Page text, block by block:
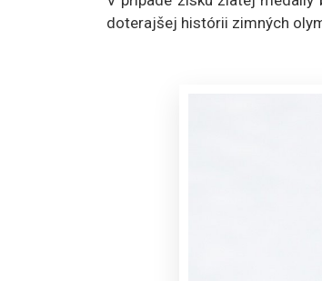
doterajšej histórii zimných